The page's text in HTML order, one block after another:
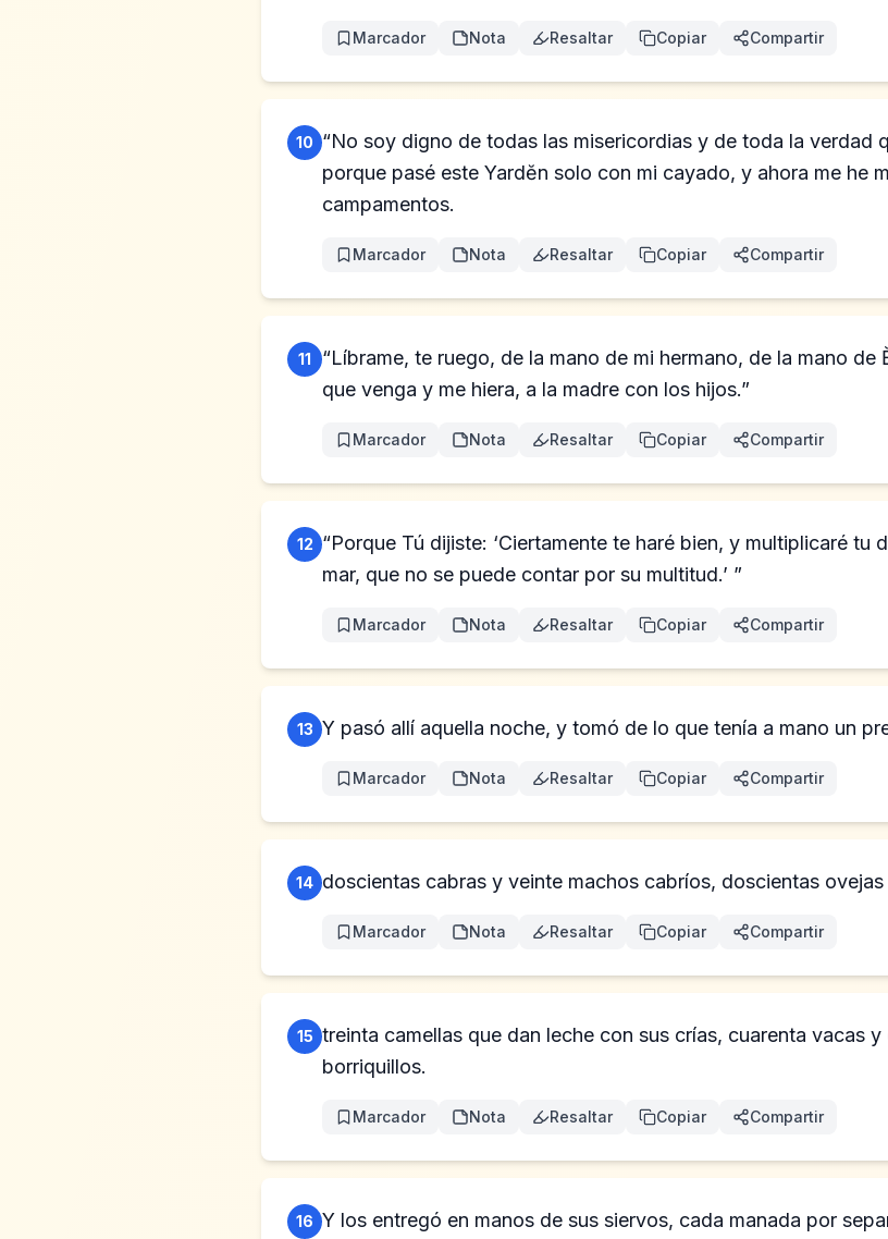
Marcador Nota Resaltar Copiar Compartir
10 “No soy digno de todas las misericordias y de toda la verdad
porque pasé este Yardĕn solo con mi cayado, y ahora me he
campamentos.
Marcador Nota Resaltar Copiar Compartir
11
“Líbrame, te ruego, de la mano de mi hermano, de la mano de
que venga y me hiera, a la madre con los hijos.”
Marcador Nota Resaltar Copiar Compartir
12 “Porque Tú dijiste: ‘Ciertamente te haré bien, y multiplicaré tu
mar, que no se puede contar por su multitud.’ ”
Marcador Nota Resaltar Copiar Compartir
13 Y pasó allí aquella noche, y tomó de lo que tenía a mano un
Marcador Nota Resaltar Copiar Compartir
14 doscientas cabras y veinte machos cabríos, doscientas
Marcador Nota Resaltar Copiar Compartir
15 treinta camellas que dan leche con sus crías, cuarenta vacas
borriquillos.
Marcador Nota Resaltar Copiar Compartir
16 Y los entregó en manos de sus siervos, cada manada por